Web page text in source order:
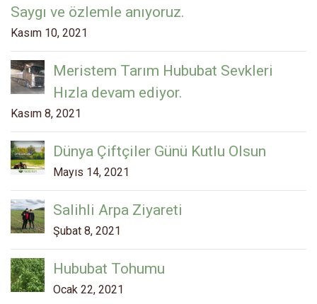
Saygı ve özlemle anıyoruz.
Kasım 10, 2021
Meristem Tarım Hububat Sevkleri
Hızla devam ediyor.
Kasım 8, 2021
Dünya Çiftçiler Günü Kutlu Olsun
Mayıs 14, 2021
Salihli Arpa Ziyareti
Şubat 8, 2021
Hububat Tohumu
Ocak 22, 2021